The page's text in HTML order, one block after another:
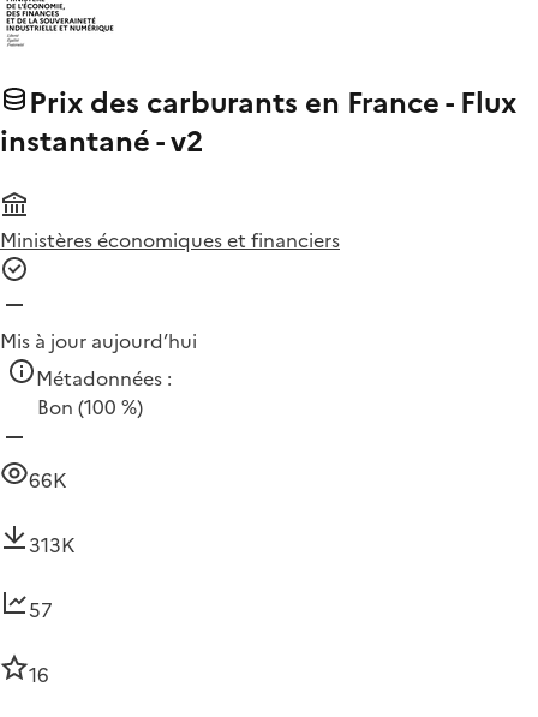
Prix des carburants en France - Flux
instantané - v2
Ministères économiques et financiers
Mis à jour aujourd’hui
Métadonnées :
Bon (100 %)
66K
313K
57
16